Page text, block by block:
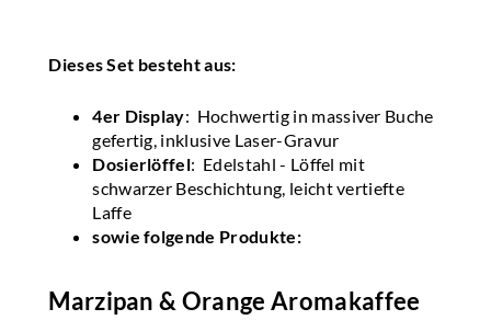
Dieses Set besteht aus:
4er Display: Hochwertig in massiver Buche
gefertig, inklusive Laser-Gravur
Dosierlöffel: Edelstahl - Löffel mit
schwarzer Beschichtung, leicht vertiefte
Laffe
sowie folgende Produkte:
Marzipan & Orange Aromakaffee